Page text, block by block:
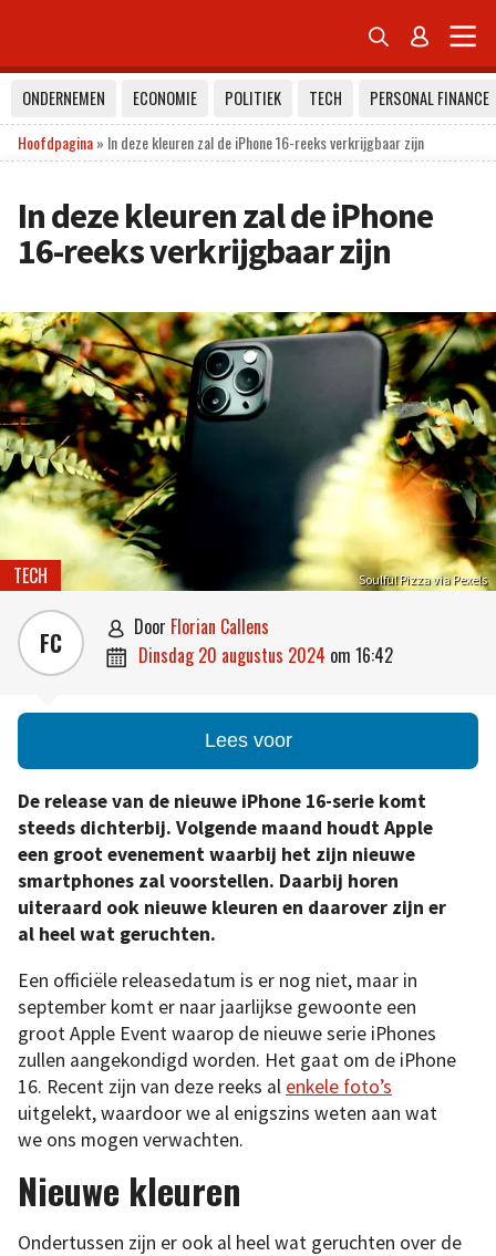
 
ONDERNEMEN ECONOMIE POLITIEK TECH
PERSONAL FINANCE
Hoofdpagina» In deze kleuren zal de iPhone 16-reeks verkrijgbaar zijn
In deze kleuren zal de iPhone
16-reeks verkrijgbaar zijn
Soulful Pizza via Pexels
TECH
FC  door Florian Callens
 dinsdag 20 augustus 2024 om 16:42
Lees voor
De release van de nieuwe iPhone 16-serie komt
steeds dichterbij. Volgende maand houdt Apple
een groot evenement waarbij het zijn nieuwe
smartphones zal voorstellen. Daarbij horen
uiteraard ook nieuwe kleuren en daarover zijn er
al heel wat geruchten.
Een officiële releasedatum is er nog niet, maar in
september komt er naar jaarlijkse gewoonte een
groot Apple Event waarop de nieuwe serie iPhones
zullen aangekondigd worden. Het gaat om de iPhone
16. Recent zijn van deze reeks al enkele foto’s
uitgelekt, waardoor we al enigszins weten aan wat
we ons mogen verwachten.
Nieuwe kleuren
Ondertussen zijn er ook al heel wat geruchten over de